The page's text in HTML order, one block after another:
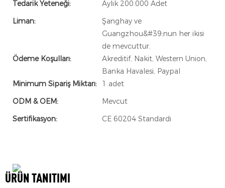
Tedarik Yeteneği:
Aylık 200.000 Adet
Liman:
Şanghay ve
Guangzhou&#39;nun her ikisi
de mevcuttur.
Ödeme Koşulları:
Akreditif, Nakit, Western Union,
Banka Havalesi, Paypal
Minimum Sipariş Miktarı:
1 adet
ODM & OEM:
Mevcut
Sertifikasyon:
CE 60204 Standardı
ÜRÜN TANITIMI